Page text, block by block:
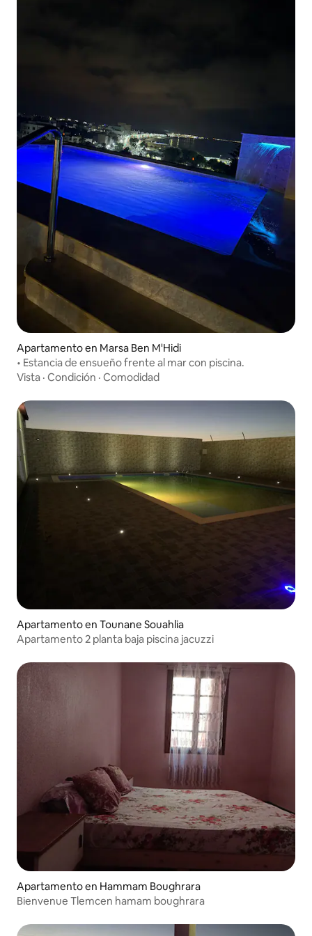
Apartamento en Marsa Ben M'Hidi
• Estancia de ensueño frente al mar con piscina.
Vista · Condición · Comodidad
Apartamento en Tounane Souahlia
Apartamento 2 planta baja piscina jacuzzi
Apartamento en Hammam Boughrara
Bienvenue Tlemcen hamam boughrara